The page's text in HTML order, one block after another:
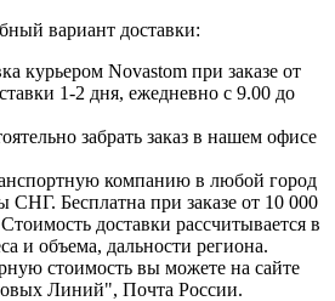
вариант доставки:
курьером Novastom при заказе от
1-2 дня, ежедневно с 9.00 до
забрать заказ в нашем офисе
компанию в любой город
СНГ. Бесплатна при заказе от 10 000
доставки рассчитывается в
и объема, дальности региона.
стоимость вы можете на сайте
Линий", Почта России.